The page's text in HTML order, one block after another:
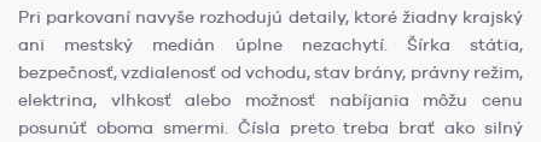
Pri parkovaní navyše rozhodujú detaily, ktoré žiadny krajský
ani mestský medián úplne nezachytí. Šírka státia,
bezpečnosť, vzdialenosť od vchodu, stav brány, právny režim,
elektrina, vlhkosť alebo možnosť nabíjania môžu cenu
posunúť oboma smermi. Čísla preto treba brať ako silný